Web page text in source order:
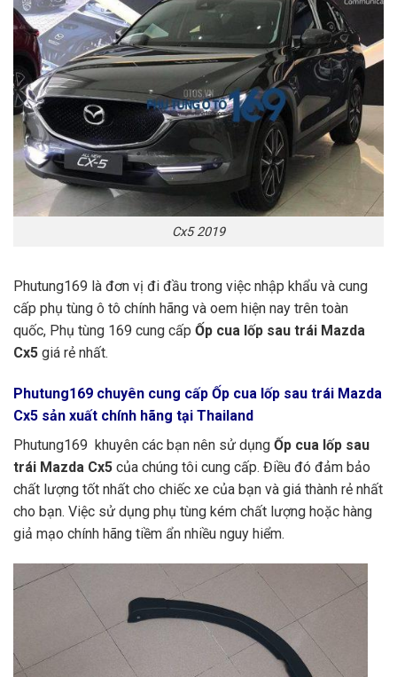
Cx5 2019
Phutung169 là đơn vị đi đầu trong việc nhập khẩu và cung
cấp phụ tùng ô tô chính hãng và oem hiện nay trên toàn
quốc, Phụ tùng 169 cung cấp Ốp cua lốp sau trái Mazda
Cx5 giá rẻ nhất.
Phutung169 chuyên cung cấp Ốp cua lốp sau trái Mazda
Cx5 sản xuất chính hãng tại Thailand
Phutung169 khuyên các bạn nên sử dụng Ốp cua lốp sau
trái Mazda Cx5 của chúng tôi cung cấp. Điều đó đảm bảo
chất lượng tốt nhất cho chiếc xe của bạn và giá thành rẻ nhất
cho bạn. Việc sử dụng phụ tùng kém chất lượng hoặc hàng
giả mạo chính hãng tiềm ẩn nhiều nguy hiểm.